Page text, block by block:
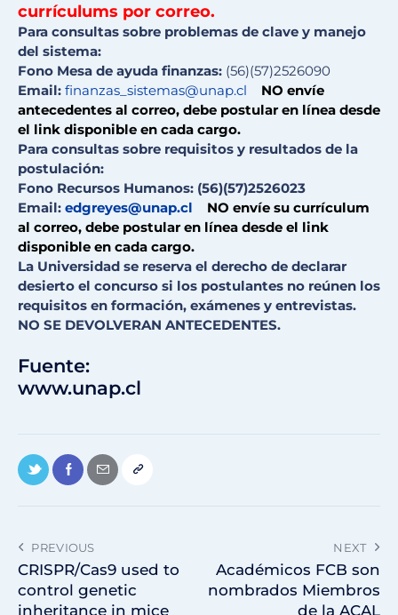
currículums por correo.
Para consultas sobre problemas de clave y manejo
del sistema:
Fono Mesa de ayuda finanzas: (56)(57)2526090
Email: finanzas_sistemas@unap.cl
NO envíe
antecedentes al correo, debe postular en línea desde
el link disponible en cada cargo.
Para consultas sobre requisitos y resultados de la
postulación:
Fono Recursos Humanos: (56)(57)2526023
Email: edgreyes@unap.cl
NO envíe su currículum
al correo, debe postular en línea desde el link
disponible en cada cargo.
La Universidad se reserva el derecho de declarar
desierto el concurso si los postulantes no reúnen los
requisitos en formación, exámenes y entrevistas.
NO SE DEVOLVERAN ANTECEDENTES.
Fuente:
www.unap.cl
PREVIOUS
CRISPR/Cas9 used to
control genetic
inheritance in mice
NEXT
Académicos FCB son
nombrados Miembros
de la ACAL